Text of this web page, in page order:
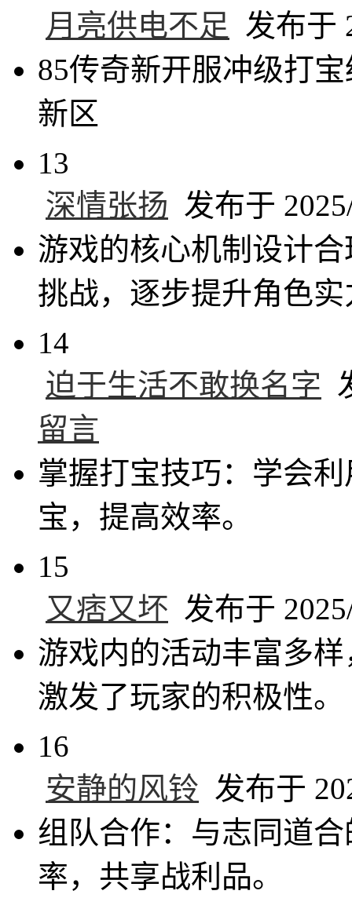
月亮供电不足
发布于
85传奇新开服冲级打
新区
13
深情张扬 发布于
游戏的核心机制设计
挑战，逐步提升角色
14
迫于生活不敢换名字
留言
掌握打宝技巧：学会
宝，提高效率。
15
又痞又坏 发布于
游戏内的活动丰富多
激发了玩家的积极性。
16
安静的风铃 发布于
组队合作：与志同道
率，共享战利品。